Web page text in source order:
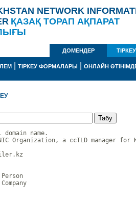
NETWORK
ҚАЗАҚ ТОРАП АҚПАРАТ
ДОМЕНДЕР
ТІРКЕУ ФОРМАЛАРЫ ОНЛАЙН
name.
Organization, a ccTLD manager for